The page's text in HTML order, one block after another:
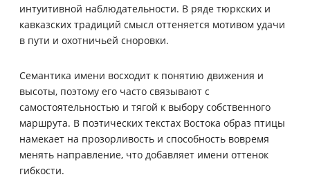
интуитивной наблюдательности. В ряде тюркских и
кавказских традиций смысл оттеняется мотивом удачи
в пути и охотничьей сноровки.
Семантика имени восходит к понятию движения и
высоты, поэтому его часто связывают с
самостоятельностью и тягой к выбору собственного
маршрута. В поэтических текстах Востока образ птицы
намекает на прозорливость и способность вовремя
менять направление, что добавляет имени оттенок
гибкости.